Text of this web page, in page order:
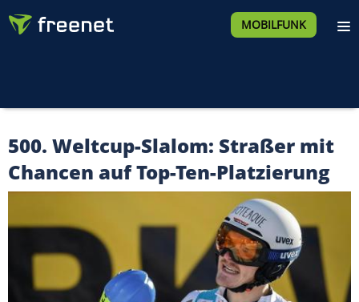
MOBILFUNK
500. Weltcup-Slalom: Straßer mit
Chancen auf Top-Ten-Platzierung